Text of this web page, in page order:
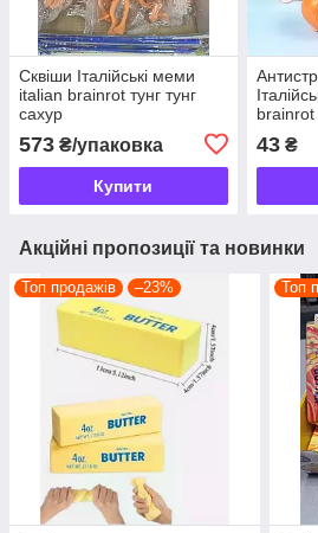
Сквіши Італійські меми
italian brainrot тунг тунг
сахур
573 ₴/упаковка
Купити
43₴
Акційні пропозиції та новинки
Топ продажів –23% Топ